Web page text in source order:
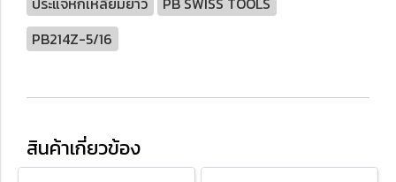
PB214Z-5/16
สินค้าเกี่ยวข้อง